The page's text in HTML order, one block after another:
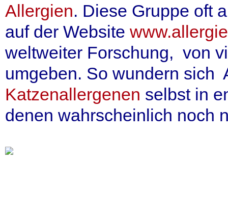
Allergien. Diese Gruppe oft
auf der Website
weltweiter Forschung, von
umgeben. So wundern
Katzenallergenen selbst in
denen wahrscheinlich noch